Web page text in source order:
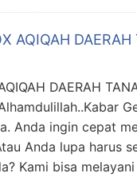
AQIQAH
DAERAH
Anda ingin cepat
Anda lupa harus
Kami bisa